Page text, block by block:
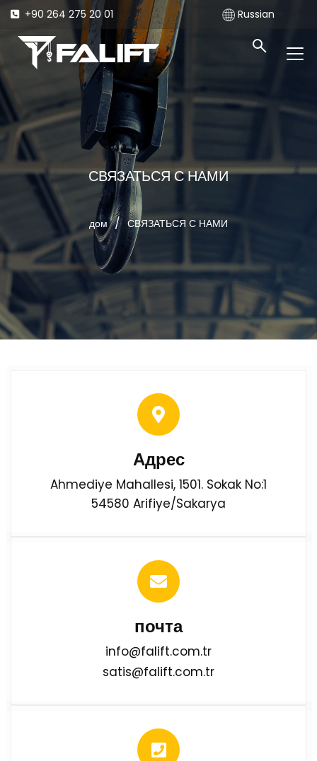
+90 264 275 20 01 Russian
СВЯЗАТЬСЯ С НАМИ
дом / СВЯЗАТЬСЯ С НАМИ
Адрес
Ahmediye Mahallesi, 1501. Sokak No:1
54580 Arifiye/Sakarya
почта
info@falift.com.tr
satis@falift.com.tr